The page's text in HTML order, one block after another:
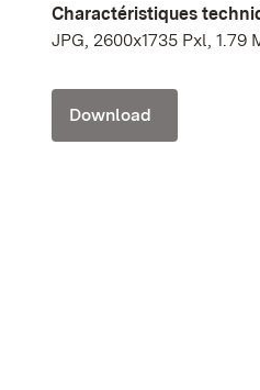
Charactéristiques
JPG, 2600x1735 Pxl, 1.79
Download